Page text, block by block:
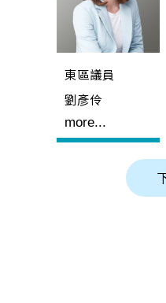
東區議員
劉彥伶
more...